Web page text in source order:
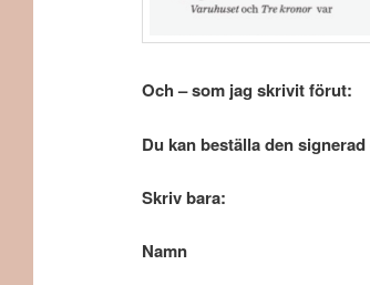
Och – som jag skrivit förut:
Du kan beställa den
Skriv bara:
Namn